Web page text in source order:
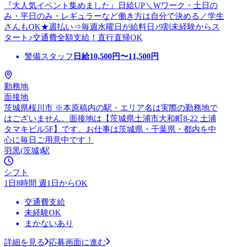
『大人気イベント集めました』日給UP＼Wワーク・土日の
み・平日のみ・レギュラーなど働き方は自分で決める／学生
さんもOK★週払い⇒毎週水曜日が給料日♪9割未経験からス
タート♪交通費全額支給！直行直帰OK
警備スタッフ 日給10,500円〜11,500円
勤務地
面接地
茨城県桜川市 ※本原稿内の駅・エリア名は実際の勤務地で
はございません。面接地は【茨城県土浦市大和町8-22 土浦
タマキビル5F】です。お仕事は茨城県・千葉県・都内を中
心に毎日ご用意中です！
羽黒(茨城)駅
シフト
1日8時間 週1日からOK
交通費支給
未経験OK
まかないあり
詳細を見る
応募画面に進む